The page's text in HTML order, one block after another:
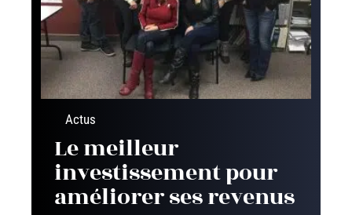
Actus
Le meilleur
investissement pour
améliorer ses revenus